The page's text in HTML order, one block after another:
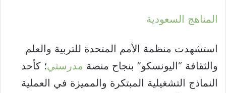
المناهج السعودية
استشهدت منظمة الأمم المتحدة للتربية والعلم
والثقافة “اليونسكو” بنجاح منصة مدرستي؛ كأحد
النماذج التشغيلية المبتكرة والمميزة في العملية